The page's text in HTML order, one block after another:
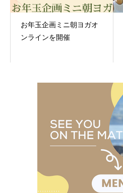
お年玉企画ミニ朝ヨガオ
ンラインを開催